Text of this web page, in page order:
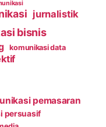
jurnalistik
bisnis
komunikasi data
pemasaran
persuasif